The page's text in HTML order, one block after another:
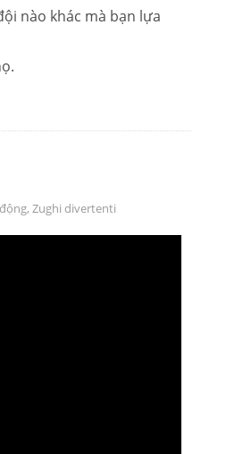
nào khác mà bạn lựa
, Zughi divertenti